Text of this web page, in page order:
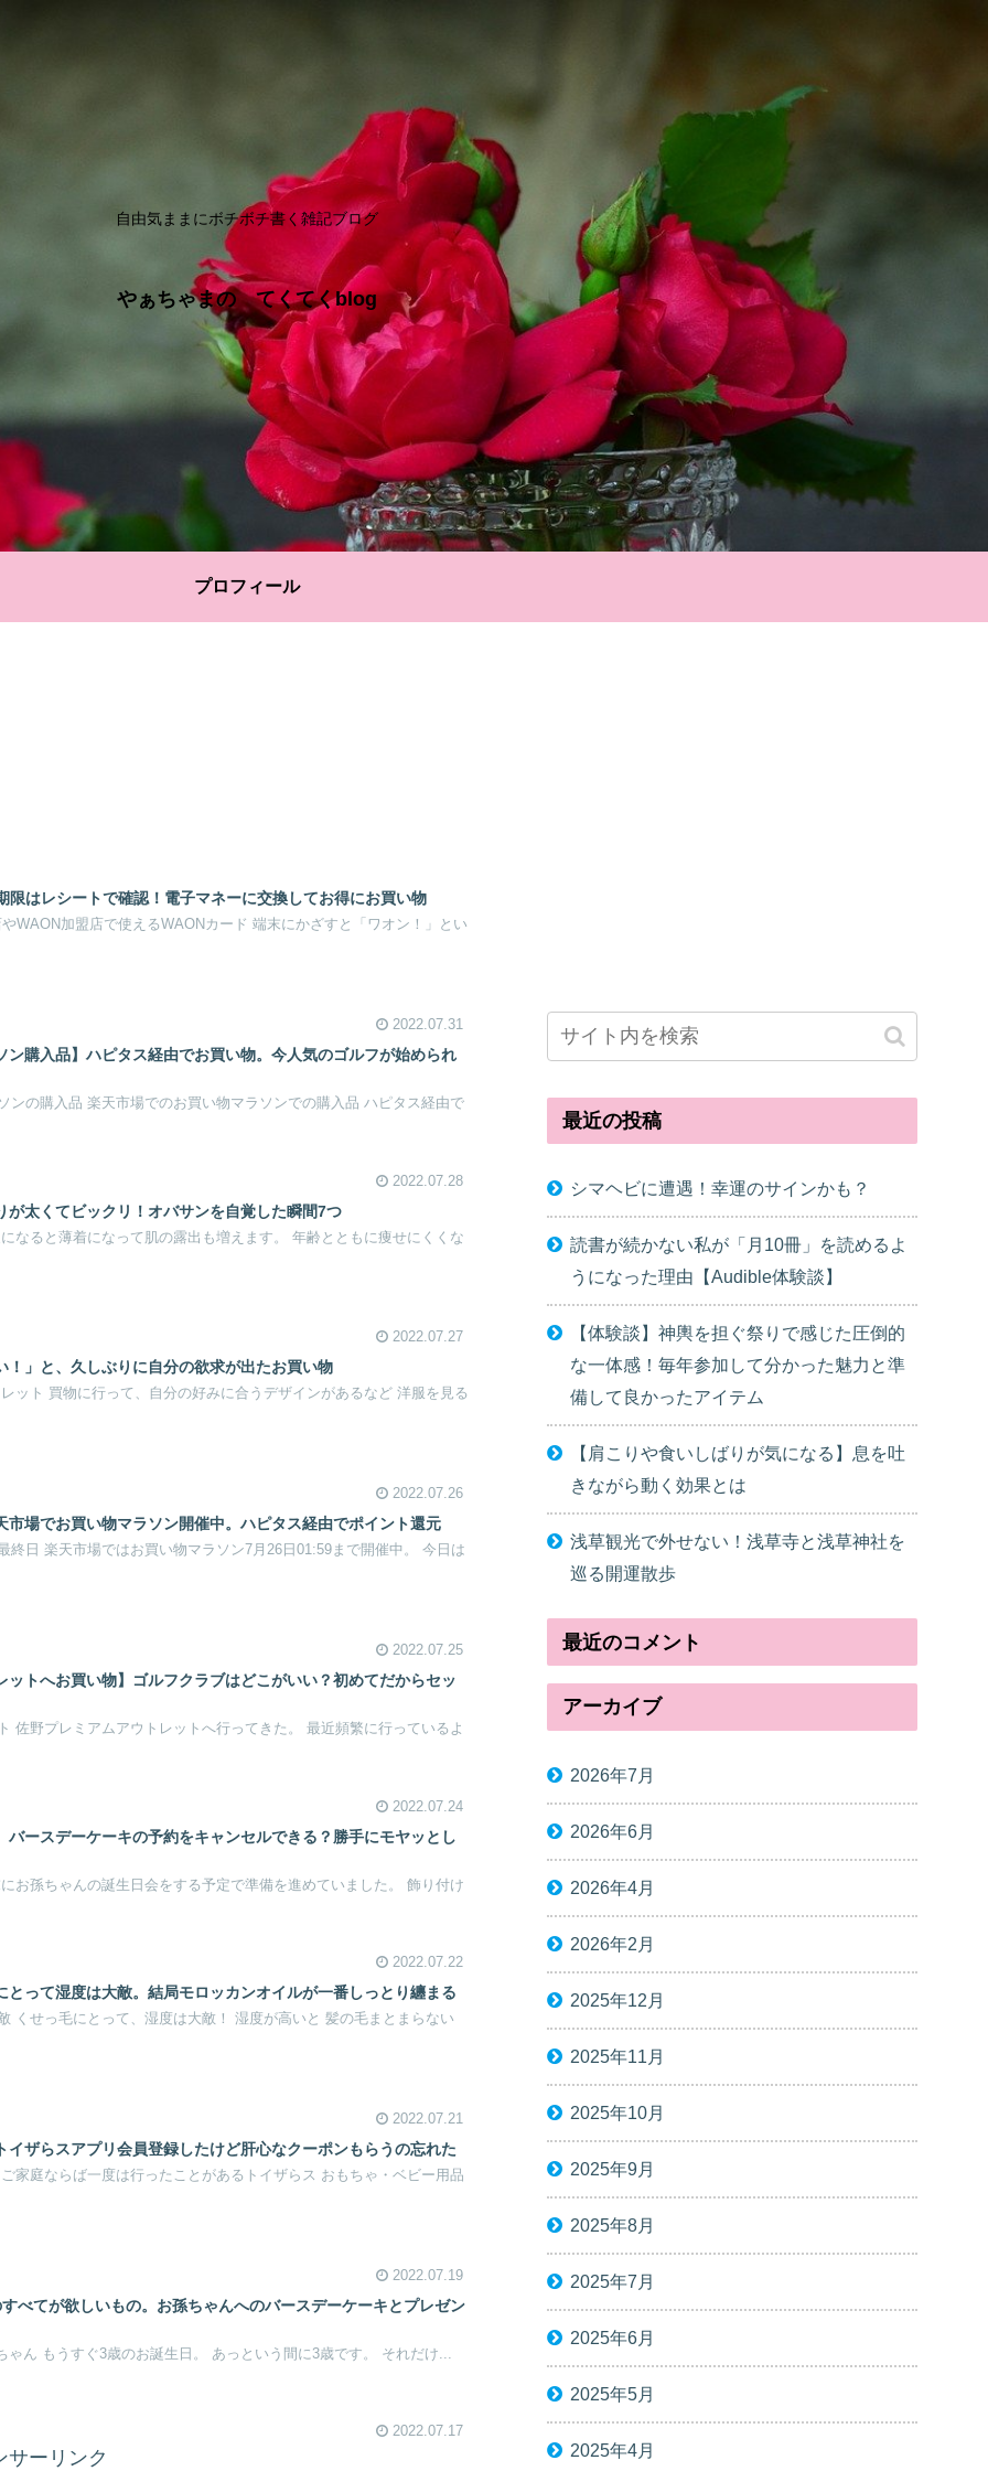
自由気ままにボチボチ書く雑記ブログ
やぁちゃまの てくてくblog
プロフィール
限はレシートで確認！電子マネーに交換してお得にお買い物
加盟店で使えるWAONカード 端末にかざすと「ワオン！」とい
2022.07.31
ン購入品】ハピタス経由でお買い物。今人気のゴルフが始められ
ンの購入品 楽天市場でのお買い物マラソンでの購入品 ハピタス経由で
2022.07.28
が太くてビックリ！オバサンを自覚した瞬間7つ
なると薄着になって肌の露出も増えます。 年齢とともに痩せにくくな
2022.07.27
！」と、久しぶりに自分の欲求が出たお買い物
ット 買物に行って、自分の好みに合うデザインがあるなど 洋服を見る
2022.07.26
市場でお買い物マラソン開催中。ハピタス経由でポイント還元
終日 楽天市場ではお買い物マラソン7月26日01:59まで開催中。 今日は
2022.07.25
ットへお買い物】ゴルフクラブはどこがいい？初めてだからセッ
佐野プレミアムアウトレットへ行ってきた。 最近頻繁に行っているよ
2022.07.24
バースデーケーキの予約をキャンセルできる？勝手にモヤッとし
お孫ちゃんの誕生日会をする予定で準備を進めていました。 飾り付け
2022.07.22
とって湿度は大敵。結局モロッカンオイルが一番しっとり纏まる
くせっ毛にとって、湿度は大敵！ 湿度が高いと 髪の毛まとまらない
2022.07.21
イザらスアプリ会員登録したけど肝心なクーポンもらうの忘れた
家庭ならば一度は行ったことがあるトイザらス おもちゃ・ベビー用品
2022.07.19
べてが欲しいもの。お孫ちゃんへのバースデーケーキとプレゼン
ゃん もうすぐ3歳のお誕生日。 あっという間に3歳です。 それだけ...
2022.07.17
サーリンク
最近の投稿
シマヘビに遭遇！幸運のサインかも？
読書が続かない私が「月10冊」を読めるよ
うになった理由【Audible体験談】
【体験談】神輿を担ぐ祭りで感じた圧倒的
な一体感！毎年参加して分かった魅力と準
備して良かったアイテム
【肩こりや食いしばりが気になる】息を吐
きながら動く効果とは
浅草観光で外せない！浅草寺と浅草神社を
巡る開運散歩
最近のコメント
アーカイブ
2026年7月
2026年6月
2026年4月
2026年2月
2025年12月
2025年11月
2025年10月
2025年9月
2025年8月
2025年7月
2025年6月
2025年5月
2025年4月